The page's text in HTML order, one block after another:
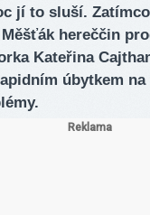
jí to sluší.
hereččin
Kateřina
úbytkem